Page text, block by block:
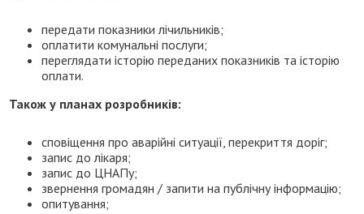
передати показники лічильників;
оплатити комунальні послуги;
переглядати історію переданих показників та історію
оплати.
Також у планах розробників:
сповіщення про аварійні ситуації, перекриття доріг;
запис до лікаря;
запис до ЦНАПу;
звернення громадян / запити на публічну інформацію;
опитування;